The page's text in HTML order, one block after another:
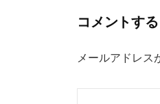
ゲ
シ
ョ
コメントする
メールアドレス